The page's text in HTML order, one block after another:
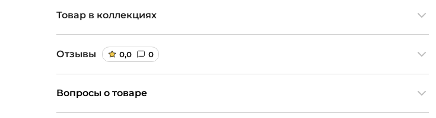
Товар в коллекциях
Отзывы 0,0 0
Вопросы о товаре